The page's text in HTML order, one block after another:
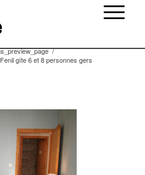
/
gîte 6 et 8 personnes gers